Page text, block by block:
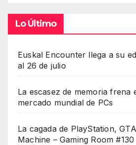
Lo Último
Euskal Encounter llega a su
al 26 de julio
La escasez de memoria frena
mercado mundial de PCs
La cagada de PlayStation,
Machine – Gaming Room #130